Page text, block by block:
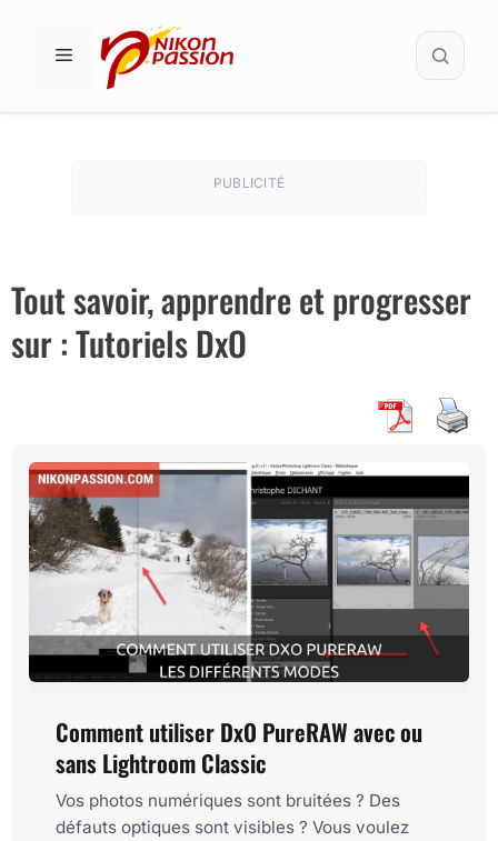
MENU
PUBLICITÉ
Tout savoir, apprendre et progresser
sur : Tutoriels DxO
Comment utiliser DxO PureRAW avec ou
sans Lightroom Classic
Vos photos numériques sont bruitées ? Des
défauts optiques sont visibles ? Vous voulez